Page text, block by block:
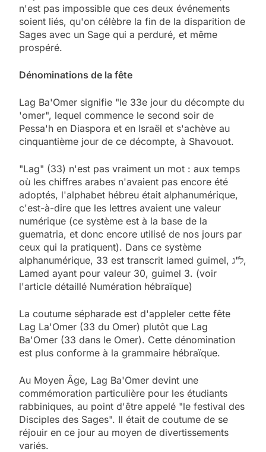
n'est pas impossible que ces deux événements
soient liés, qu'on célèbre la fin de la disparition de
Sages avec un Sage qui a perduré, et même
prospéré.
Dénominations de la fête
Lag Ba'Omer signifie "le 33e jour du décompte du
'omer", lequel commence le second soir de
Pessa'h en Diaspora et en Israël et s'achève au
cinquantième jour de ce décompte, à Shavouot.
"Lag" (33) n'est pas vraiment un mot : aux temps
où les chiffres arabes n'avaient pas encore été
adoptés, l'alphabet hébreu était alphanumérique,
c'est-à-dire que les lettres avaient une valeur
numérique (ce système est à la base de la
guematria, et donc encore utilisé de nos jours par
ceux qui la pratiquent). Dans ce système
alphanumérique, 33 est transcrit lamed guimel, ל"ג,
Lamed ayant pour valeur 30, guimel 3. (voir
l'article détaillé Numération hébraïque)
La coutume sépharade est d'appleler cette fête
Lag La'Omer (33 du Omer) plutôt que Lag
Ba'Omer (33 dans le Omer). Cette dénomination
est plus conforme à la grammaire hébraïque.
Au Moyen Âge, Lag Ba'Omer devint une
commémoration particulière pour les étudiants
rabbiniques, au point d'être appelé "le festival des
Disciples des Sages". Il était de coutume de se
réjouir en ce jour au moyen de divertissements
variés.